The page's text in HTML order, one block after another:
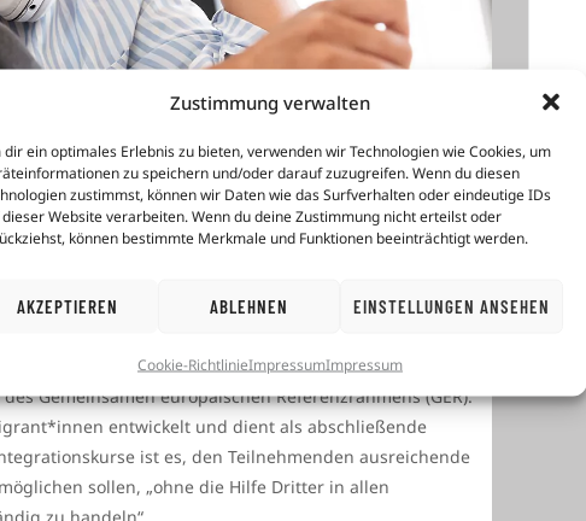
Zustimmung verwalten
dir ein optimales Erlebnis zu bieten, verwenden wir Technologien wie Cookies, um
zu speichern und/oder darauf zuzugreifen. Wenn du diesen
zustimmst, können wir Daten wie das Surfverhalten oder eindeutige IDs
Website verarbeiten. Wenn du deine Zustimmung nicht erteilst oder
können bestimmte Merkmale und Funktionen beeinträchtigt werden.
AKZEPTIEREN ABLEHNEN EINSTELLUNGEN ANSEHEN
Cookie-RichtlinieImpressumImpressum
Sprachprüfung zur Feststellung von
Gemeinsamen europäischen Referenzrahmens (GER).
entwickelt und dient als abschließende
ist es, den Teilnehmenden ausreichende
sollen, „ohne die Hilfe Dritter in allen